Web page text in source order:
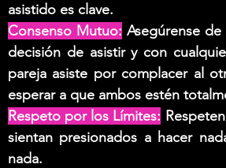
asistido es clave.
Consenso Mutuo: Asegúrense
decisión de asistir y con
pareja asiste por complacer al
esperar a que ambos estén
Respeto por los Límites:
sientan presionados a hacer
nada.